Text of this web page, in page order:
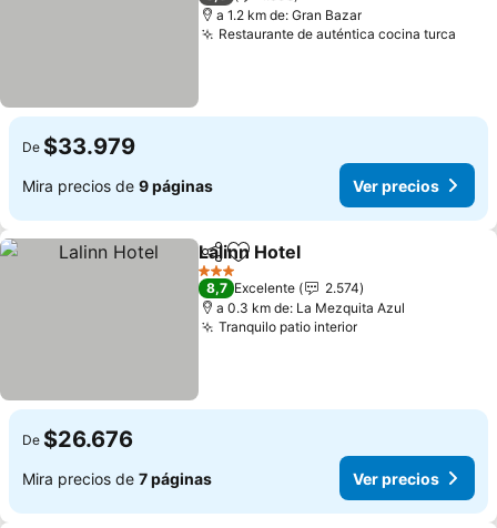
a 1.2 km de: Gran Bazar
Restaurante de auténtica cocina turca
De $33.979
Mira precios de 9 páginas Ver precios
CompartirAgregar a favoritos
Lalinn Hotel
3 Estrellas
8,7 Excelente
2.574
a 0.3 km de: La Mezquita Azul
Tranquilo patio interior
De $26.676
Mira precios de 7 páginas Ver precios